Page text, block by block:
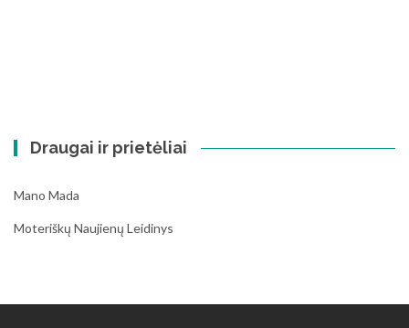
Draugai ir prietėliai
Mano Mada
Moteriškų Naujienų Leidinys